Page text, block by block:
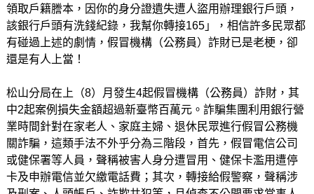
領取戶籍謄本，因你的身分證遺失遭人盜用辦理銀行戶頭，
該銀行戶頭有洗錢紀錄，我幫你轉接165」，相信許多民眾都
有碰過上述的劇情，假冒機構（公務員）詐財已是老梗，卻
還是有人上當！
松山分局在上（8）月發生4起假冒機構（公務員）詐財，其
中2起案例損失金額超過新臺幣百萬元。詐騙集團利用銀行營
業時間針對在家老人、家庭主婦、退休民眾進行假冒公務機
關詐騙，這類手法不外乎分為三階段，首先，假冒電信公司
或健保署等人員，聲稱被害人身分遭冒用、健保卡濫用遭停
卡及申辦電信並欠繳電話費；其次，轉接給假警察，聲稱涉